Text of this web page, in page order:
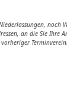
noch
an die Sie Ihre